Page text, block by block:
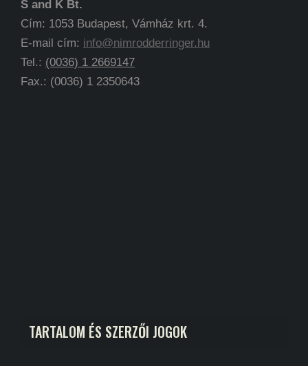
S and K Bt.
Cím: 1053 Budapest, Vámház krt. 4.
E-mail cím: info@nimrodderringer.hu
Tel.: (0036) 1 2669147
Fax.: (0036) 1 2350643
TARTALOM ÉS SZERZŐI JOGOK